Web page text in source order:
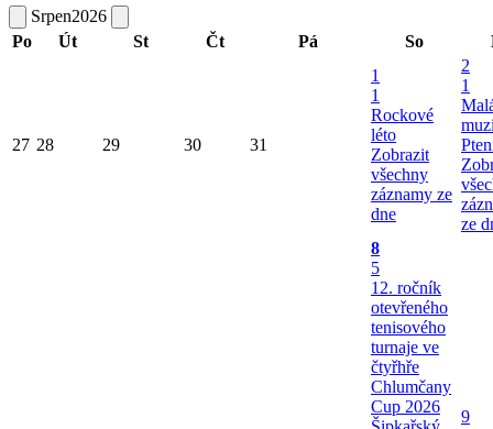
Srpen2026
Po
Út St Čt Pá So
27 28 29 30 31
1
1
Rockové
léto
Zobrazit
všechny
záznamy ze
dne
2
1
ze
8
5
12. ročník
otevřeného
tenisového
turnaje ve
čtyřhře
Chlumčany
Cup 2026
9